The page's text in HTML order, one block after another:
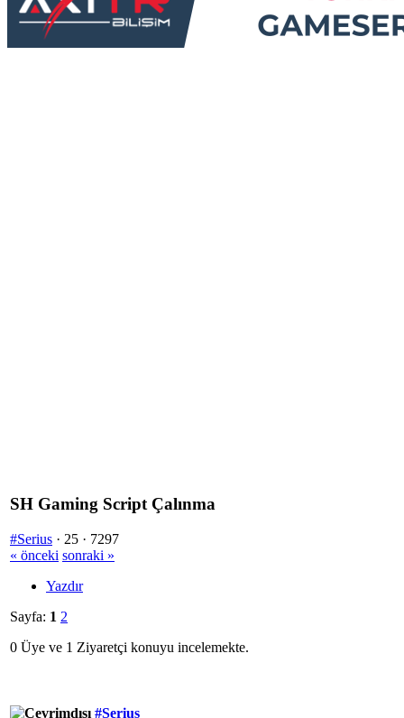
SH Gaming Script Çalınma
#Serius · 25 · 7297
« önceki sonraki »
Yazdır
Sayfa: 1 2
0 Üye ve 1 Ziyaretçi konuyu incelemekte.
#Serius